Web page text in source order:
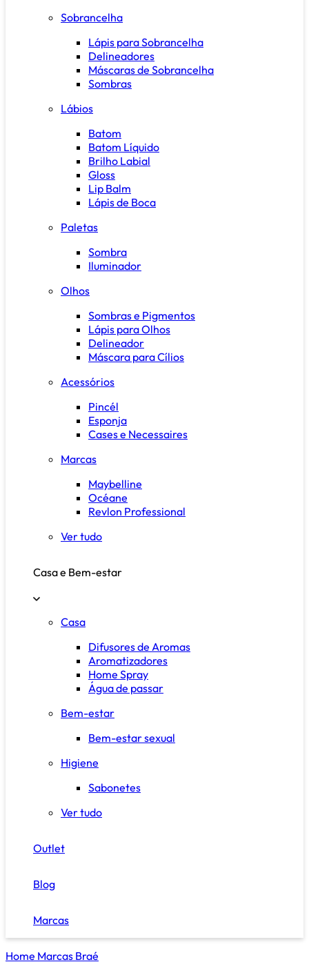
Sobrancelha
Lápis para Sobrancelha
Delineadores
Máscaras de Sobrancelha
Sombras
Lábios
Batom
Batom Líquido
Brilho Labial
Gloss
Lip Balm
Lápis de Boca
Paletas
Sombra
Iluminador
Olhos
Sombras e Pigmentos
Lápis para Olhos
Delineador
Máscara para Cílios
Acessórios
Pincél
Esponja
Cases e Necessaires
Marcas
Maybelline
Océane
Revlon Professional
Ver tudo
Casa e Bem-estar
Casa
Difusores de Aromas
Aromatizadores
Home Spray
Água de passar
Bem-estar
Bem-estar sexual
Higiene
Sabonetes
Ver tudo
Outlet
Blog
Marcas
Home Marcas Braé